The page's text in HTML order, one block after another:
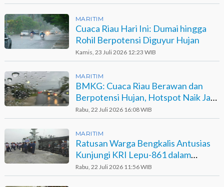
MARITIM
Cuaca Riau Hari Ini: Dumai hingga
Rohil Berpotensi Diguyur Hujan
Kamis, 23 Juli 2026 12:23 WIB
MARITIM
BMKG: Cuaca Riau Berawan dan
Berpotensi Hujan, Hotspot Naik Jadi
14 Titik
Rabu, 22 Juli 2026 16:08 WIB
MARITIM
Ratusan Warga Bengkalis Antusias
Kunjungi KRI Lepu-861 dalam
Ekspedisi Rupiah Berdaulat
Rabu, 22 Juli 2026 11:56 WIB